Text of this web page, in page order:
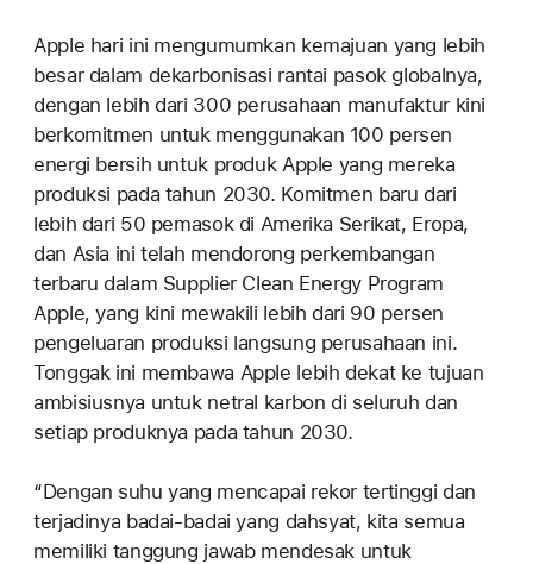
Apple hari ini mengumumkan kemajuan yang lebih
besar dalam dekarbonisasi rantai pasok globalnya,
dengan lebih dari 300 perusahaan manufaktur kini
berkomitmen untuk menggunakan 100 persen
energi bersih untuk produk Apple yang mereka
produksi pada tahun 2030. Komitmen baru dari
lebih dari 50 pemasok di Amerika Serikat, Eropa,
dan Asia ini telah mendorong perkembangan
terbaru dalam Supplier Clean Energy Program
Apple, yang kini mewakili lebih dari 90 persen
pengeluaran produksi langsung perusahaan ini.
Tonggak ini membawa Apple lebih dekat ke tujuan
ambisiusnya untuk netral karbon di seluruh dan
setiap produknya pada tahun 2030.
“Dengan suhu yang mencapai rekor tertinggi dan
terjadinya badai-badai yang dahsyat, kita semua
memiliki tanggung jawab mendesak untuk